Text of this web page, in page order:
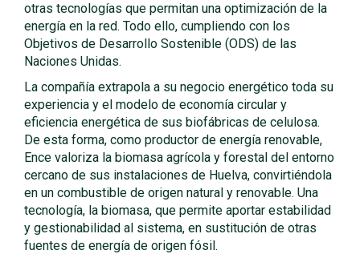
otras tecnologías que permitan una optimización de la
energía en la red. Todo ello, cumpliendo con los
Objetivos de Desarrollo Sostenible (ODS) de las
Naciones Unidas.
La compañía extrapola a su negocio energético toda su
experiencia y el modelo de economía circular y
eficiencia energética de sus biofábricas de celulosa.
De esta forma, como productor de energía renovable,
Ence valoriza la biomasa agrícola y forestal del entorno
cercano de sus instalaciones de Huelva, convirtiéndola
en un combustible de origen natural y renovable. Una
tecnología, la biomasa, que permite aportar estabilidad
y gestionabilidad al sistema, en sustitución de otras
fuentes de energía de origen fósil.